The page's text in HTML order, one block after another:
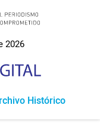
2026
Histórico